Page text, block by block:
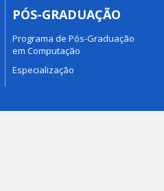
PÓS-GRADUAÇÃO
Programa de Pós-Graduação
em Computação
Especialização